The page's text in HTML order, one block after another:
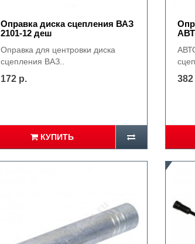
Оправка диска сцепления ВАЗ
2101-12 деш
Оправка для центровки диска
сцепления ВАЗ..
172 р.
КУПИТЬ
382